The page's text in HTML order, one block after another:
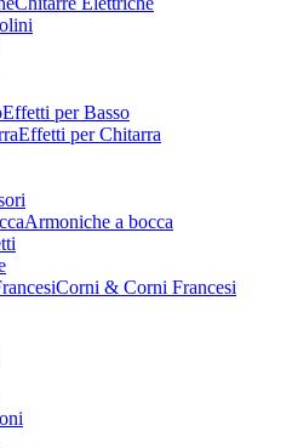
Effetti per Basso
Effetti per Chitarra
Armoniche a bocca
Corni & Corni Francesi